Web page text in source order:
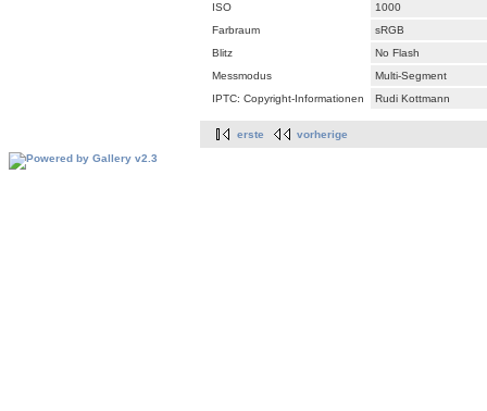
ISO
1000
Farbraum
sRGB
Blitz
No Flash
Messmodus
Multi-Segment
IPTC: Copyright-Informationen
Rudi Kottmann
erste vorherige